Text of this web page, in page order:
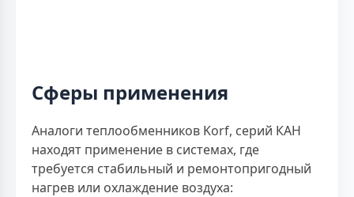
Сферы применения
Аналоги теплообменников Korf, серий КАН
находят применение в системах, где
требуется стабильный и ремонтопригодный
нагрев или охлаждение воздуха: